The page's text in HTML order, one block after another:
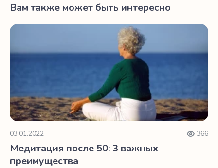
Вам также может быть интересно
Медитация после 50: 3 важных преимущества
03.01.2022 366
Медитация после 50: 3 важных
преимущества